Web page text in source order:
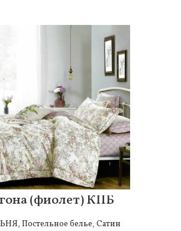
(фиолет) КПБ
сатин 1.6
, Постельное белье, Сатин